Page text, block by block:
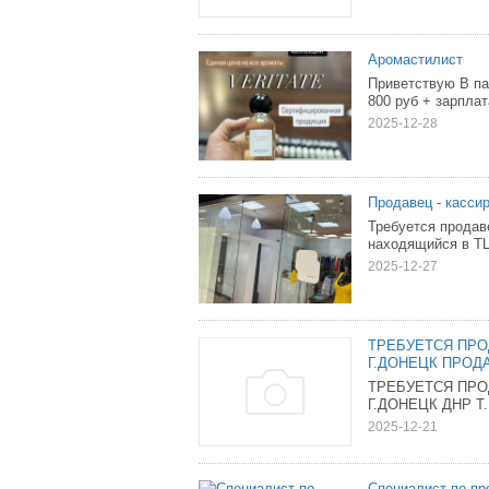
Аромастилист
Приветствую В
800 руб +
2025-12-28
Продавец -
Требуется
находящийся в
2025-12-27
ТРЕБУЕТСЯ
Г.ДОНЕЦК
ТРЕБУЕТСЯ
Г.ДОНЕЦК ДНР Т.
2025-12-21